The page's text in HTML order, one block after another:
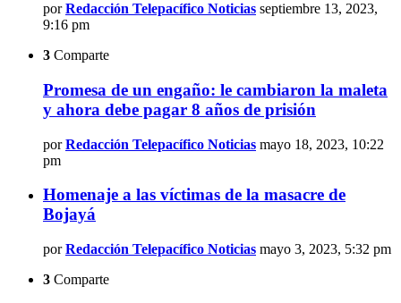
por Redacción Telepacífico Noticias septiembre 13, 2023,
9:16 pm
3 Comparte
Promesa de un engaño: le cambiaron la maleta
y ahora debe pagar 8 años de prisión
por Redacción Telepacífico Noticias mayo 18, 2023, 10:22
pm
Homenaje a las víctimas de la masacre de
Bojayá
por Redacción Telepacífico Noticias mayo 3, 2023, 5:32 pm
3 Comparte